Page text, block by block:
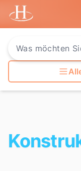
Startseite